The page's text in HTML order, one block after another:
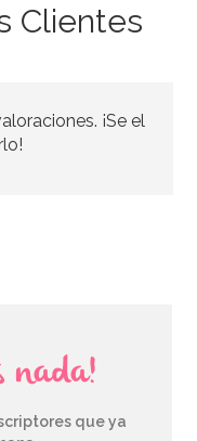
Clientes
¡Se el
nada!
que ya